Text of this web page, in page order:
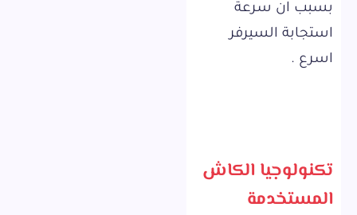
بسبب ان سرعة
استجابة السيرفر
اسرع .
تكنولوجيا الكاش
المستخدمة